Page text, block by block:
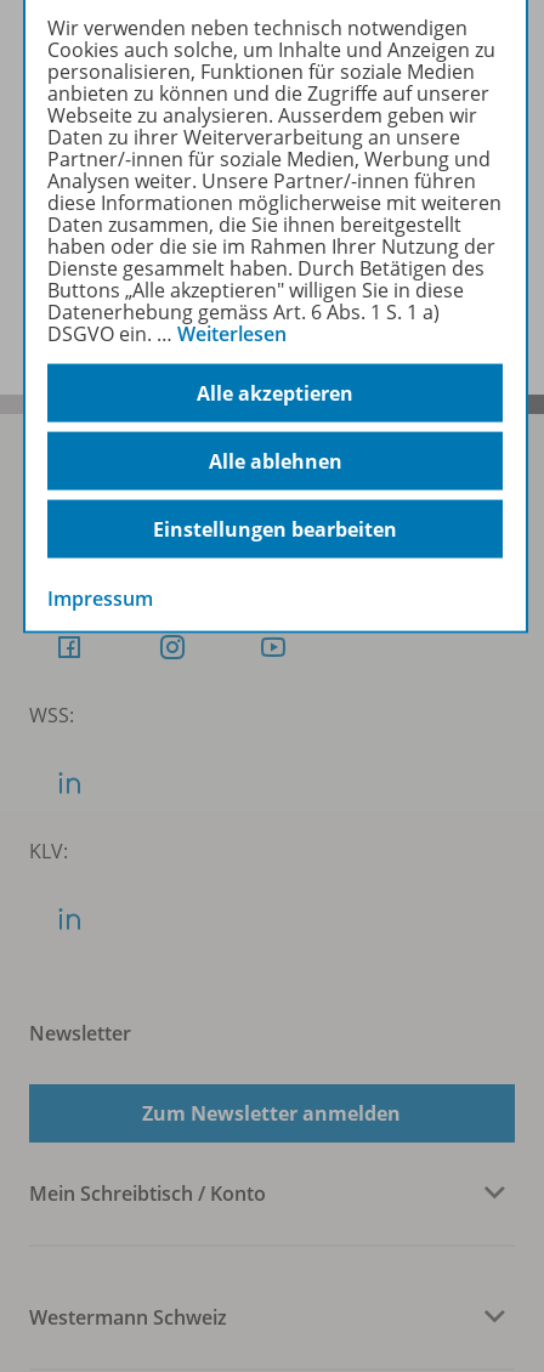
Produktinformationen
Beschreibung
Zugehörige Produkte
Benachrichtigungs-Service
WSS:
KLV:
Newsletter
Zum Newsletter anmelden
Mein Schreibtisch / Konto
Westermann Schweiz
Wir verwenden neben technisch notwendigen
Cookies auch solche, um Inhalte und Anzeigen zu
personalisieren, Funktionen für soziale Medien
anbieten zu können und die Zugriffe auf unserer
Webseite zu analysieren. Ausserdem geben wir
Daten zu ihrer Weiterverarbeitung an unsere
Partner/-innen für soziale Medien, Werbung und
Analysen weiter. Unsere Partner/-innen führen
diese Informationen möglicherweise mit weiteren
Daten zusammen, die Sie ihnen bereitgestellt
haben oder die sie im Rahmen Ihrer Nutzung der
Dienste gesammelt haben. Durch Betätigen des
Buttons „Alle akzeptieren" willigen Sie in diese
Datenerhebung gemäss Art. 6 Abs. 1 S. 1 a)
DSGVO ein. … Weiterlesen
Alle akzeptieren
Alle ablehnen
Einstellungen bearbeiten
Impressum